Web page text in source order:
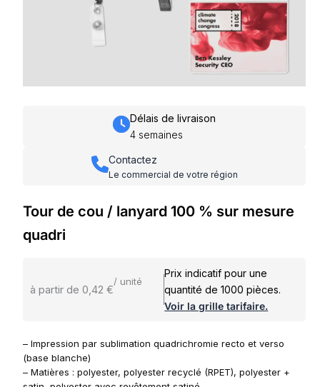
Délais de livraison
4 semaines
Contactez
Le commercial de votre région
Tour de cou / lanyard 100 % sur mesure
quadri
à partir de 0,42 €
/ unité
Prix indicatif pour une
quantité de 1000 pièces.
Voir la grille tarifaire.
– Impression par sublimation quadrichromie recto et verso
(base blanche)
– Matières : polyester, polyester recyclé (RPET), polyester +